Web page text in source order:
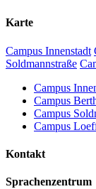
Karte
Campus Innenstadt
Soldmannstraße
Campus
Campus
Campus
Campus
Kontakt
Sprachenzentrum